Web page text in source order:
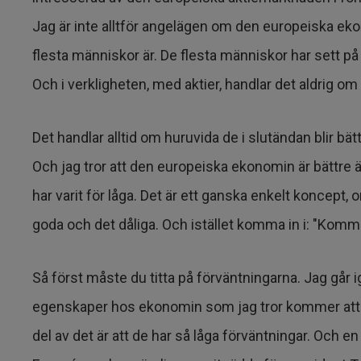
Jag är inte alltför angelägen om den europeiska
flesta människor är. De flesta människor har sett
Och i verkligheten, med aktier, handlar det aldrig
Det handlar alltid om huruvida de i slutändan blir
Och jag tror att den europeiska ekonomin är
har varit för låga. Det är ett ganska enkelt
goda och det dåliga. Och istället komma in i:
Så först måste du titta på förväntningarna. Jag går
egenskaper hos ekonomin som jag tror kommer
del av det är att de har så låga förväntningar. Och